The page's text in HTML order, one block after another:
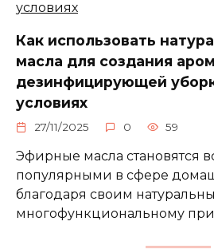
Как использовать
масла для создания
дезинфицирующей
условиях
27/11/2025 0 59
Эфирные масла становятся
популярными в сфере
благодаря своим
многофункциональному